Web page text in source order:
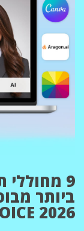
9
ביותר
2026 FIXTHEPHOTO CHOICE]